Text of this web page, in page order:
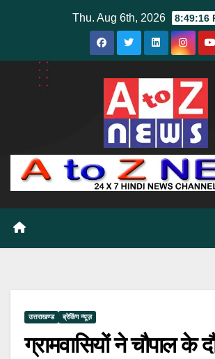
Thu. Aug 6th, 2026 8:49:17
उत्तराखण्ड ब्रेकिंग न्यूज़
ग्रामवासियों ने चौपाल के